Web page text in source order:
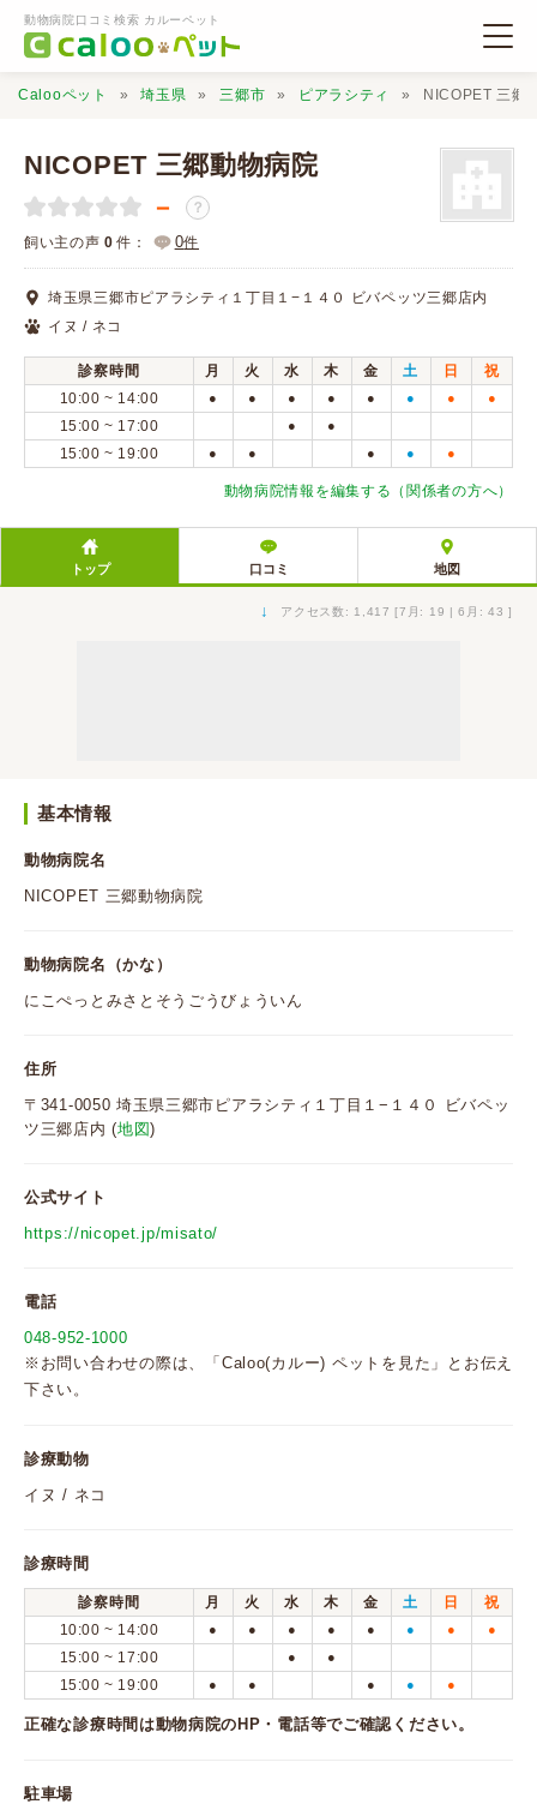
動物病院口コミ検索 カルーペット
動物病院検索
口コミ検索
Calooペットとは？
口コミ投稿
Calooペット 埼玉県 三郷市 ピアラシティ NICOPET 三郷
NICOPET 三郷動物病院
－ ？
飼い主の声 0 件： 0件
埼玉県三郷市ピアラシティ１丁目１−１４０ ビバペッツ三郷店内
イヌ / ネコ
診察時間 月 火 水 木 金 土 日
祝
10:00 ~ 14:00
● ● ● ● ● ● ● ●
15:00 ~ 17:00 ● ●
15:00 ~ 19:00 ● ● ● ● ●
動物病院情報を編集する（関係者の方へ）
トップ 口コミ 地図
↓ アクセス数: 1,417 [7月: 19 | 6月: 43 ]
基本情報
動物病院名
NICOPET 三郷動物病院
動物病院名（かな）
にこぺっとみさとそうごうびょういん
住所
〒341-0050 埼玉県三郷市ピアラシティ１丁目１−１４０ ビバペッ
ツ三郷店内 (地図)
公式サイト
https://nicopet.jp/misato/
電話
048-952-1000
※お問い合わせの際は、「Caloo(カルー) ペットを見た」とお伝え
下さい。
診療動物
イヌ / ネコ
診療時間
診察時間 月 火 水 木 金 土 日
祝
10:00 ~ 14:00
● ● ● ● ● ● ● ●
15:00 ~ 17:00 ● ●
15:00 ~ 19:00 ● ● ● ● ●
正確な診療時間は動物病院のHP・電話等でご確認ください。
駐車場